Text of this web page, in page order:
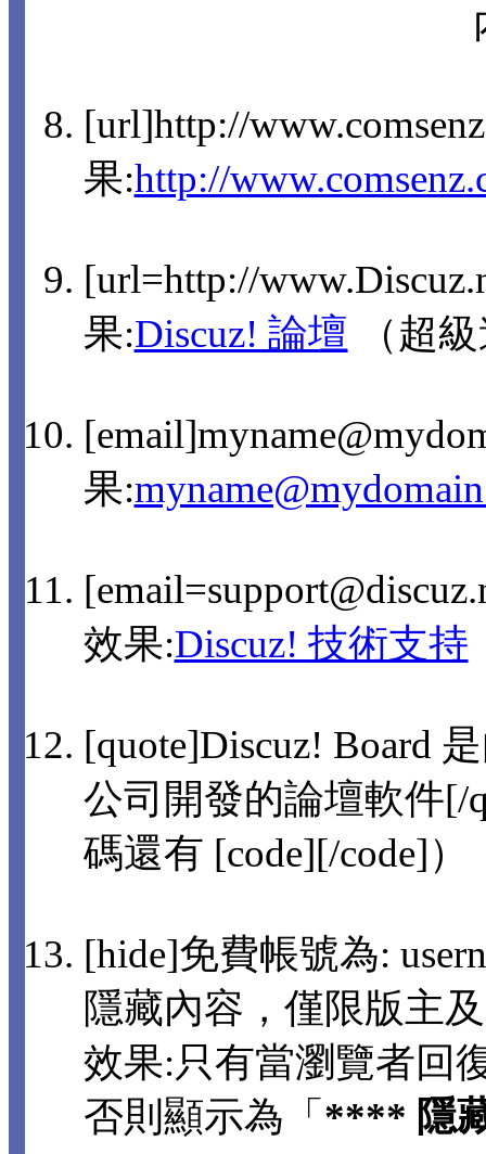
[url]http://
果:http://
[url=http://
果:Discuz! 論壇 （超
果:
效果:Discuz! 技術支持
[quote]Discuz! Board
公司開發的論壇軟件
碼還有 [code][/code]）
[hide]免費帳號為:
隱藏內容，僅限版主
效果:只有當瀏覽者回
否則顯示為「 **** 隱